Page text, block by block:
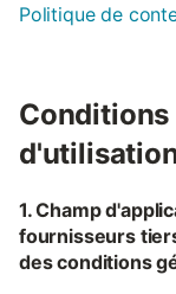
Politique de
Conditions
1. Champ
fournisseurs
des conditions